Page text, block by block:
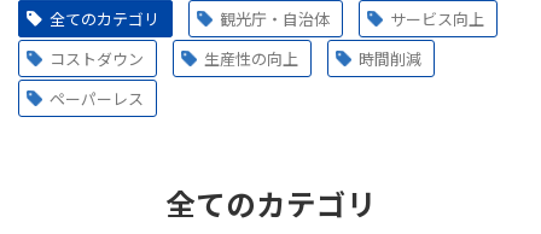
全てのカテゴリ 観光庁・自治体
サービス向上
コストダウン
生産性の向上
時間削減
ペーパーレス
全てのカテゴリ